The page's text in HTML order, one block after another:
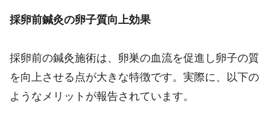
採卵前鍼灸の卵子質向上効果
採卵前の鍼灸施術は、卵巣の血流を促進し卵子の質
を向上させる点が大きな特徴です。実際に、以下の
ようなメリットが報告されています。